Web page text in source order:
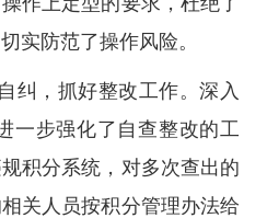
实防范了操作风险。
纠，抓好整改工作。深入
一步强化了自查整改的工
积分系统，对多次查出的
关人员按积分管理办法给